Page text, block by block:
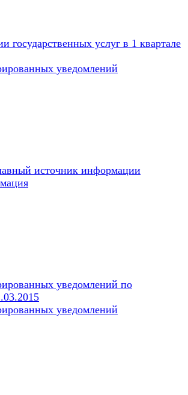
государственных услуг в 1 квартале
уведомлений
источник информации
уведомлений по
уведомлений